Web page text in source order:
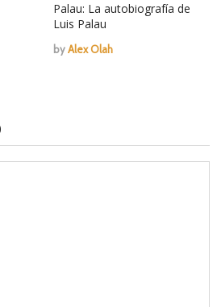
Palau: La autobiografía de
Luis Palau
byAlex Olah